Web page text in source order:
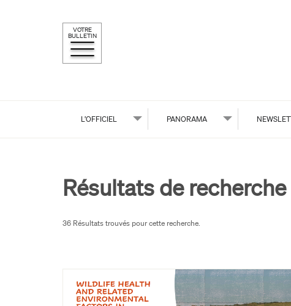
VOTRE
BULLETIN
L’OFFICIEL PANORAMA
Résultats de recherche
36 Résultats trouvés pour cette recherche.